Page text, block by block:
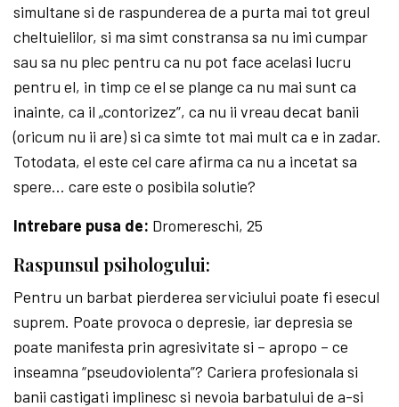
simultane si de raspunderea de a purta mai tot greul
cheltuielilor, si ma simt constransa sa nu imi cumpar
sau sa nu plec pentru ca nu pot face acelasi lucru
pentru el, in timp ce el se plange ca nu mai sunt ca
inainte, ca il „contorizez”, ca nu ii vreau decat banii
(oricum nu ii are) si ca simte tot mai mult ca e in zadar.
Totodata, el este cel care afirma ca nu a incetat sa
spere… care este o posibila solutie?
Intrebare pusa de: Dromereschi, 25
Raspunsul psihologului:
Pentru un barbat pierderea serviciului poate fi esecul
suprem. Poate provoca o depresie, iar depresia se
poate manifesta prin agresivitate si – apropo – ce
inseamna “pseudoviolenta”? Cariera profesionala si
banii castigati implinesc si nevoia barbatului de a-si